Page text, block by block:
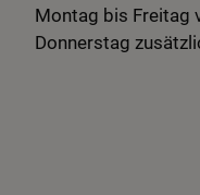
Montag bis Freitag
Donnerstag